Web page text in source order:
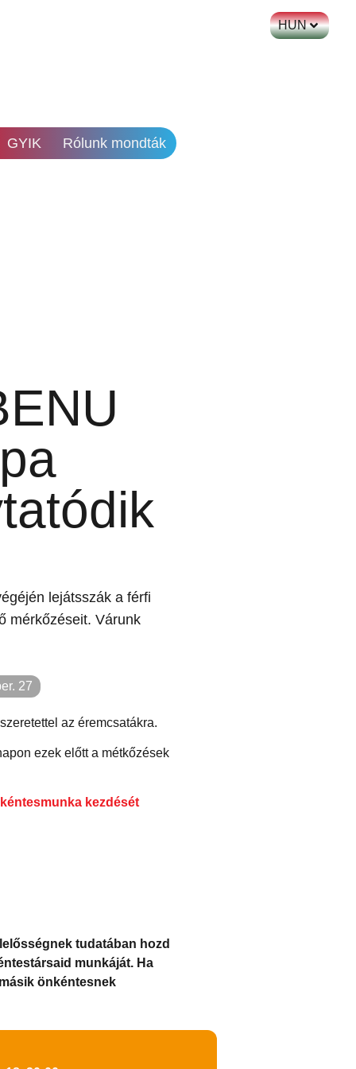
GYIK Rólunk mondták
HUN
lejátsszák a férfi
mérkőzéseit. Várunk
27
az éremcsatákra.
ezek előtt a métkőzések
kezdését
tudatában hozd
munkáját. Ha
önkéntesnek